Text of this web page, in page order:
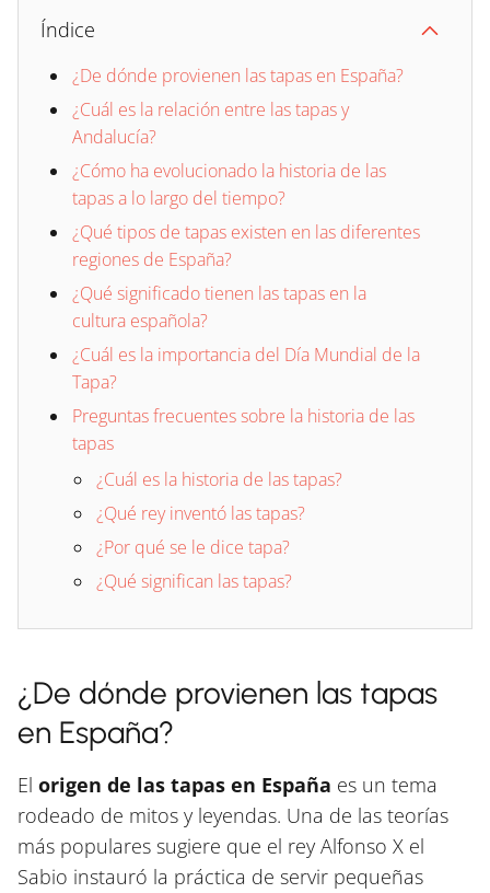
Índice
¿De dónde provienen las tapas en España?
¿Cuál es la relación entre las tapas y
Andalucía?
¿Cómo ha evolucionado la historia de las
tapas a lo largo del tiempo?
¿Qué tipos de tapas existen en las diferentes
regiones de España?
¿Qué significado tienen las tapas en la
cultura española?
¿Cuál es la importancia del Día Mundial de la
Tapa?
Preguntas frecuentes sobre la historia de las
tapas
¿Cuál es la historia de las tapas?
¿Qué rey inventó las tapas?
¿Por qué se le dice tapa?
¿Qué significan las tapas?
¿De dónde provienen las tapas
en España?
El origen de las tapas en España es un tema
rodeado de mitos y leyendas. Una de las teorías
más populares sugiere que el rey Alfonso X el
Sabio instauró la práctica de servir pequeñas